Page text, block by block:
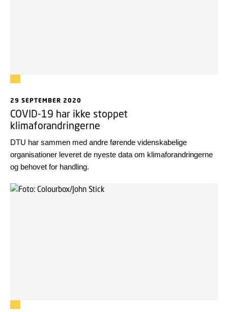
29 SEPTEMBER 2020
COVID-19 har ikke stoppet
klimaforandringerne
DTU har sammen med andre førende videnskabelige
organisationer leveret de nyeste data om klimaforandringerne
og behovet for handling.